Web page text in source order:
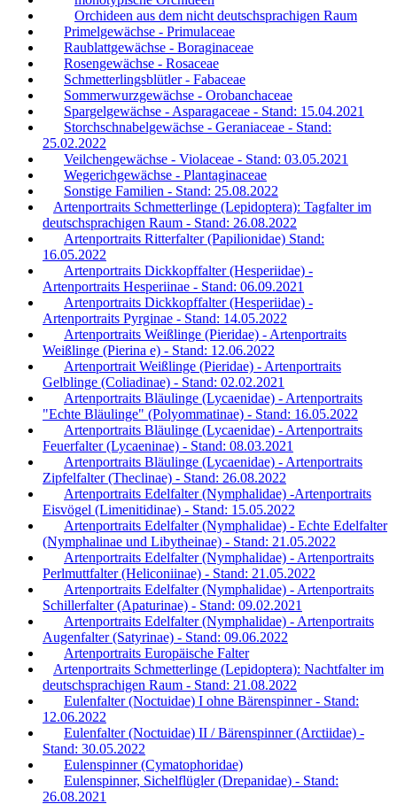
Orchideen aus dem nicht deutschsprachigen Raum
Primelgewächse - Primulaceae
Raublattgewächse - Boraginaceae
Rosengewächse - Rosaceae
Schmetterlingsblütler - Fabaceae
Sommerwurzgewächse - Orobanchaceae
Spargelgewächse - Asparagaceae - Stand: 15.04.2021
Storchschnabelgewächse - Geraniaceae - Stand:
25.02.2022
Veilchengewächse - Violaceae - Stand: 03.05.2021
Wegerichgewächse - Plantaginaceae
Sonstige Familien - Stand: 25.08.2022
Artenportraits Schmetterlinge (Lepidoptera): Tagfalter im
deutschsprachigen Raum - Stand: 26.08.2022
Artenportraits Ritterfalter (Papilionidae) Stand:
16.05.2022
Artenportraits Dickkopffalter (Hesperiidae) -
Artenportraits Hesperiinae - Stand: 06.09.2021
Artenportraits Dickkopffalter (Hesperiidae) -
Artenportraits Pyrginae - Stand: 14.05.2022
Artenportraits Weißlinge (Pieridae) - Artenportraits
Weißlinge (Pierina e) - Stand: 12.06.2022
Artenportrait Weißlinge (Pieridae) - Artenportraits
Gelblinge (Coliadinae) - Stand: 02.02.2021
Artenportraits Bläulinge (Lycaenidae) - Artenportraits
"Echte Bläulinge" (Polyommatinae) - Stand: 16.05.2022
Artenportraits Bläulinge (Lycaenidae) - Artenportraits
Feuerfalter (Lycaeninae) - Stand: 08.03.2021
Artenportraits Bläulinge (Lycaenidae) - Artenportraits
Zipfelfalter (Theclinae) - Stand: 26.08.2022
Artenportraits Edelfalter (Nymphalidae) -Artenportraits
Eisvögel (Limenitidinae) - Stand: 15.05.2022
Artenportraits Edelfalter (Nymphalidae) - Echte Edelfalter
(Nymphalinae und Libytheinae) - Stand: 21.05.2022
Artenportraits Edelfalter (Nymphalidae) - Artenportraits
Perlmuttfalter (Heliconiinae) - Stand: 21.05.2022
Artenportraits Edelfalter (Nymphalidae) - Artenportraits
Schillerfalter (Apaturinae) - Stand: 09.02.2021
Artenportraits Edelfalter (Nymphalidae) - Artenportraits
Augenfalter (Satyrinae) - Stand: 09.06.2022
Artenportraits Europäische Falter
Artenportraits Schmetterlinge (Lepidoptera): Nachtfalter im
deutschsprachigen Raum - Stand: 21.08.2022
Eulenfalter (Noctuidae) I ohne Bärenspinner - Stand:
12.06.2022
Eulenfalter (Noctuidae) II / Bärenspinner (Arctiidae) -
Stand: 30.05.2022
Eulenspinner (Cymatophoridae)
Eulenspinner, Sichelflügler (Drepanidae) - Stand:
26.08.2021